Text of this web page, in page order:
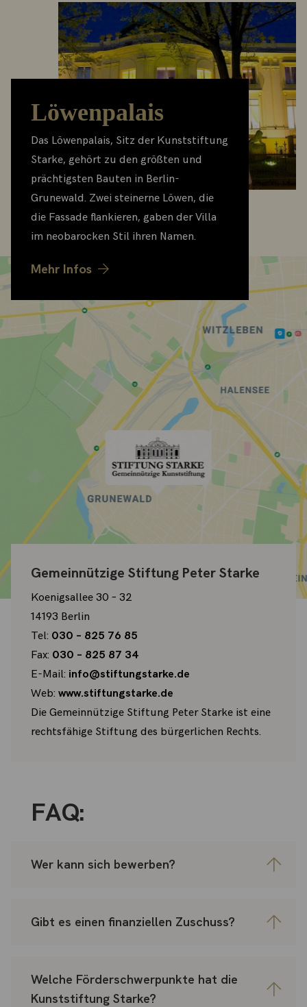
Löwenpalais
Das Löwenpalais, Sitz der Kunststiftung
Starke, gehört zu den größten und
prächtigsten Bauten in Berlin-
Grunewald. Zwei steinerne Löwen, die
die Fassade flankieren, gaben der Villa
im neobarocken Stil ihren Namen.
Mehr Infos
Gemeinnützige Stiftung Peter Starke
Koenigsallee 30 – 32
14193 Berlin
Tel: 030 – 825 76 85
Fax: 030 – 825 87 34
E-Mail: info@stiftungstarke.de
Web:www.stiftungstarke.de
Die Gemeinnützige Stiftung Peter Starke ist eine
rechtsfähige Stiftung des bürgerlichen Rechts.
FAQ:
Wer kann sich bewerben?
Gibt es einen finanziellen Zuschuss?
Welche Förderschwerpunkte hat die
Kunststiftung Starke?